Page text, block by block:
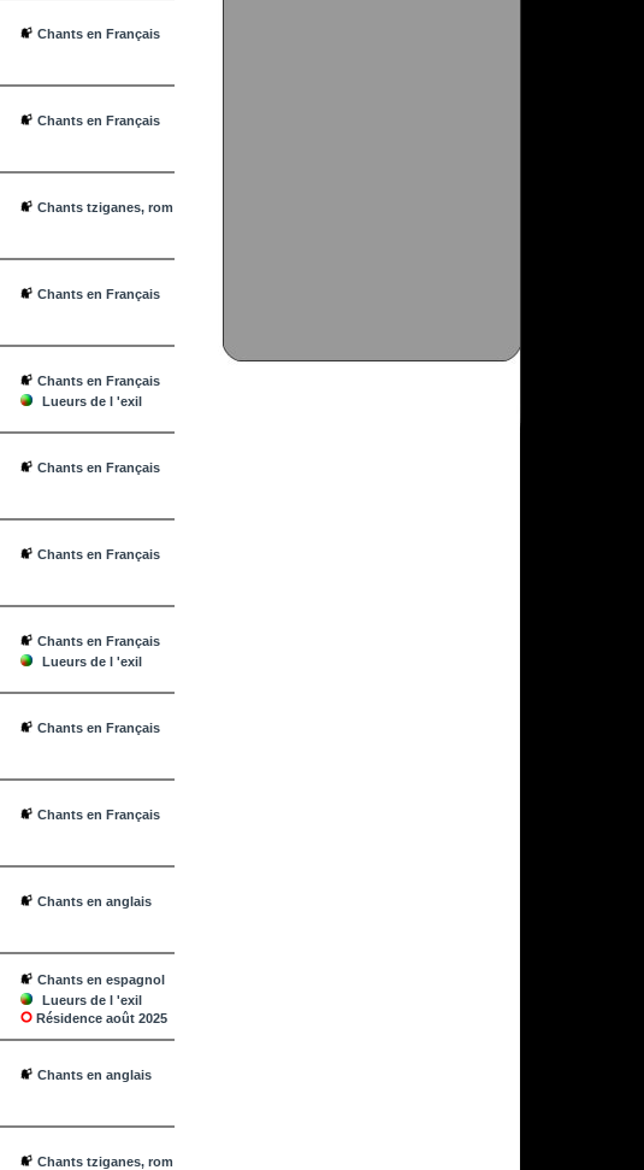
Chants en Français
Chants en Français
Chants tziganes, rom
Chants en Français
Chants en Français
Lueurs de l 'exil
Chants en Français
Chants en Français
Chants en Français
Lueurs de l 'exil
Chants en Français
Chants en Français
Chants en anglais
Chants en espagnol
Lueurs de l 'exil
Résidence août 2025
Chants en anglais
Chants tziganes, rom